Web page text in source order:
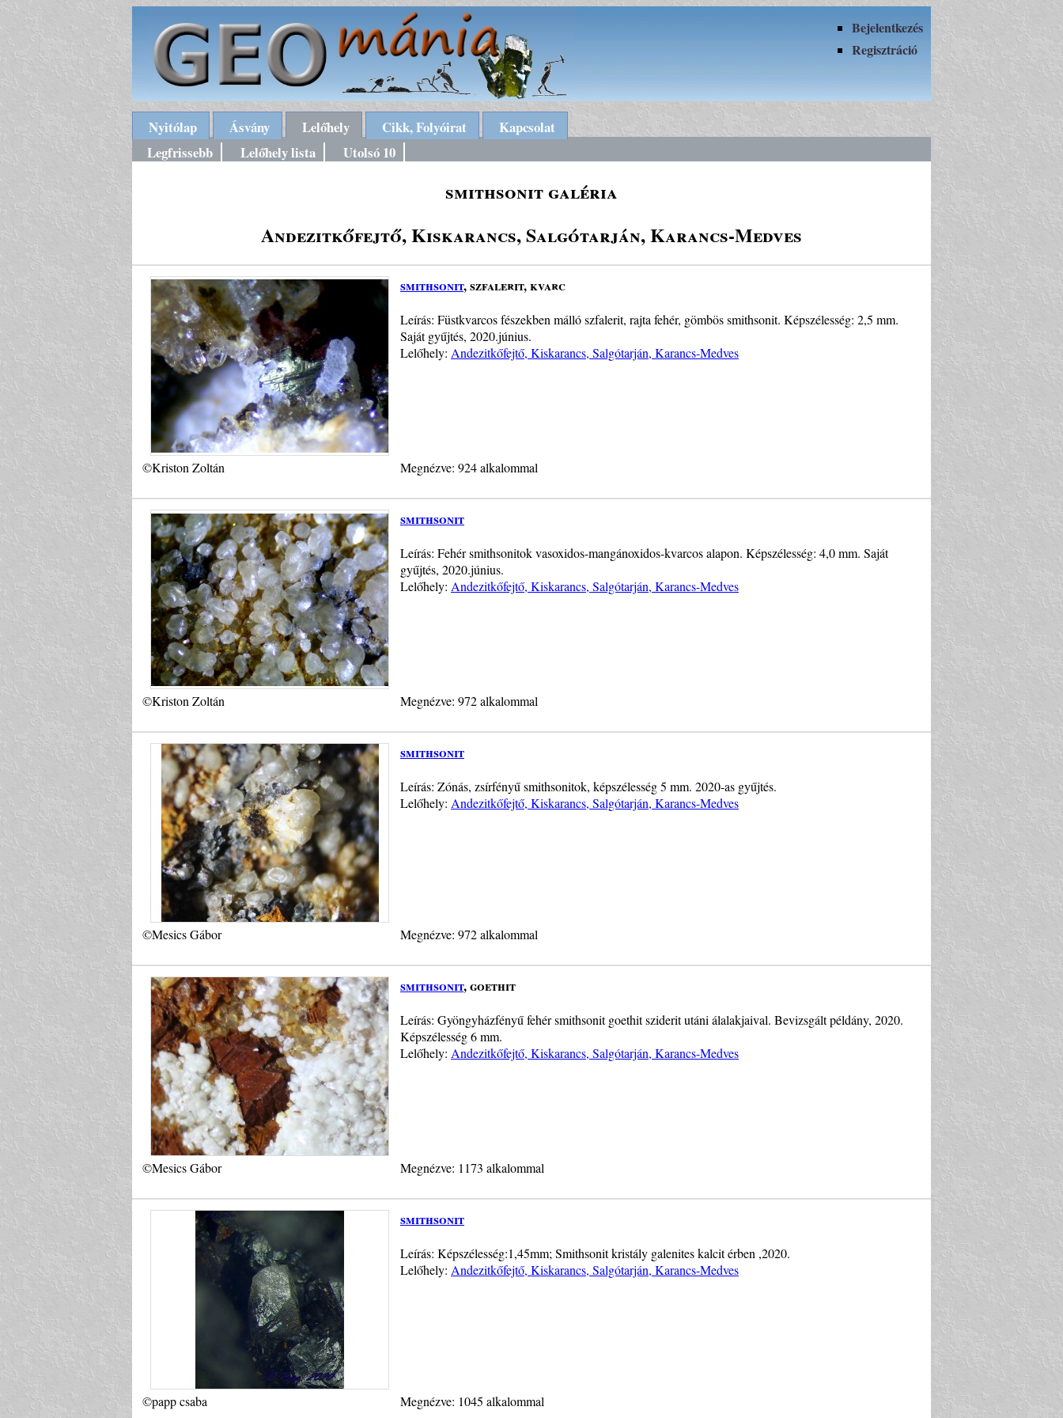
Bejelentkezés
Regisztráció
Nyitólap Ásvány Lelőhely Cikk, Folyóirat
Kapcsolat
Legfrissebb
Lelőhely lista Utolsó 10
smithsonit galéria
Andezitkőfejtő, Kiskarancs, Salgótarján, Karancs-Medves
smithsonit, szfalerit, kvarc
Leírás: Füstkvarcos fészekben málló szfalerit, rajta fehér, gömbös smithsonit. Képszélesség: 2,5 mm.
Saját gyűjtés, 2020.június.
Lelőhely: Andezitkőfejtő, Kiskarancs, Salgótarján, Karancs-Medves
©Kriston Zoltán Megnézve: 924 alkalommal
smithsonit
Leírás: Fehér smithsonitok vasoxidos-mangánoxidos-kvarcos alapon. Képszélesség: 4,0 mm. Saját
gyűjtés, 2020.június.
Lelőhely: Andezitkőfejtő, Kiskarancs, Salgótarján, Karancs-Medves
©Kriston Zoltán Megnézve: 972 alkalommal
smithsonit
Leírás: Zónás, zsírfényű smithsonitok, képszélesség 5 mm. 2020-as gyűjtés.
Lelőhely: Andezitkőfejtő, Kiskarancs, Salgótarján, Karancs-Medves
©Mesics Gábor Megnézve: 972 alkalommal
smithsonit, goethit
Leírás: Gyöngyházfényű fehér smithsonit goethit sziderit utáni álalakjaival. Bevizsgált példány, 2020.
Képszélesség 6 mm.
Lelőhely: Andezitkőfejtő, Kiskarancs, Salgótarján, Karancs-Medves
©Mesics Gábor Megnézve: 1173 alkalommal
smithsonit
Leírás: Képszélesség:1,45mm; Smithsonit kristály galenites kalcit érben ,2020.
Lelőhely: Andezitkőfejtő, Kiskarancs, Salgótarján, Karancs-Medves
©papp csaba Megnézve: 1045 alkalommal